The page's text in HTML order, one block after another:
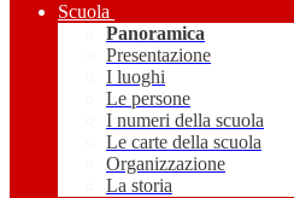
Scuola
Panoramica
Presentazione
I luoghi
Le persone
I numeri della scuola
Le carte della scuola
Organizzazione
La storia